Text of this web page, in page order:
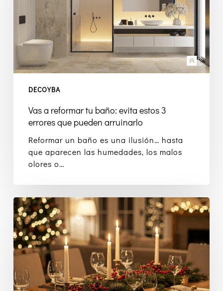
estos
errores
que
pueden
DECOYBA
Vas a reformar tu baño: evita estos 3
errores que pueden arruinarlo
Reformar un baño es una ilusión… hasta
que aparecen las humedades, los malos
olores o…
Un
hogar
renovado
merece
una
Navidad
especial